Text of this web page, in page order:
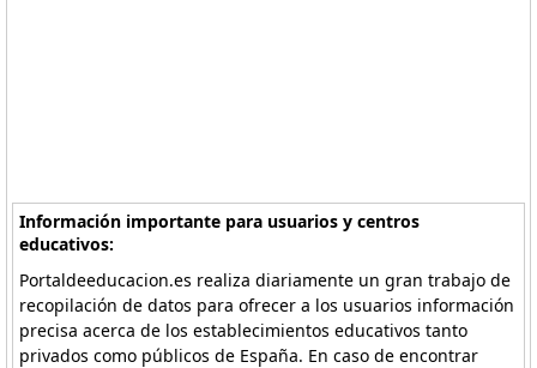
Información importante para usuarios y centros
educativos:
Portaldeeducacion.es realiza diariamente un gran trabajo de
recopilación de datos para ofrecer a los usuarios información
precisa acerca de los establecimientos educativos tanto
privados como públicos de España. En caso de encontrar